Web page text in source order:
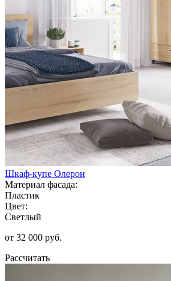
Шкаф-купе Олерон
Материал фасада:
Пластик
Цвет:
Светлый
от 32 000 руб.
Рассчитать